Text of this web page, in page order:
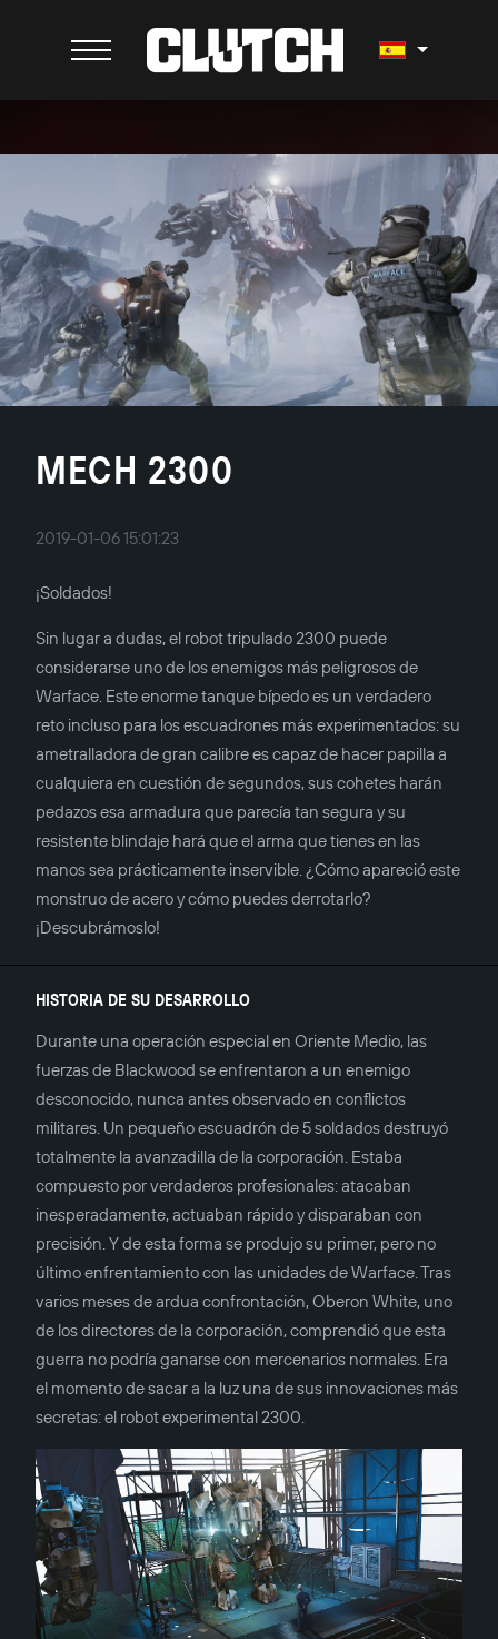
MECH 2300
2019-01-06 15:01:23
¡Soldados!
Sin lugar a dudas, el robot tripulado 2300 puede
considerarse uno de los enemigos más peligrosos de
Warface. Este enorme tanque bípedo es un verdadero
reto incluso para los escuadrones más experimentados: su
ametralladora de gran calibre es capaz de hacer papilla a
cualquiera en cuestión de segundos, sus cohetes harán
pedazos esa armadura que parecía tan segura y su
resistente blindaje hará que el arma que tienes en las
manos sea prácticamente inservible. ¿Cómo apareció este
monstruo de acero y cómo puedes derrotarlo?
¡Descubrámoslo!
HISTORIA DE SU DESARROLLO
Durante una operación especial en Oriente Medio, las
fuerzas de Blackwood se enfrentaron a un enemigo
desconocido, nunca antes observado en conflictos
militares. Un pequeño escuadrón de 5 soldados destruyó
totalmente la avanzadilla de la corporación. Estaba
compuesto por verdaderos profesionales: atacaban
inesperadamente, actuaban rápido y disparaban con
precisión. Y de esta forma se produjo su primer, pero no
último enfrentamiento con las unidades de Warface. Tras
varios meses de ardua confrontación, Oberon White, uno
de los directores de la corporación, comprendió que esta
guerra no podría ganarse con mercenarios normales. Era
el momento de sacar a la luz una de sus innovaciones más
secretas: el robot experimental 2300.